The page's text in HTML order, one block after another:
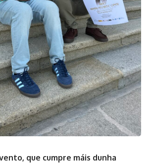
que cumpre máis dunha